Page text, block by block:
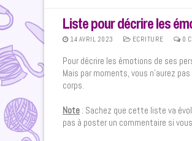
Liste pour décrire les
14 AVRIL 2023 ECRITURE 0
Pour décrire les émotions de ses
Mais par moments, vous n’aurez
corps.
Note : Sachez que cette liste va
pas à poster un commentaire si